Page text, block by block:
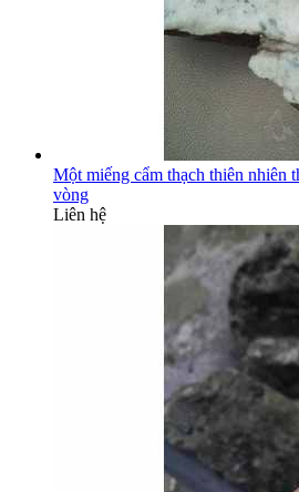
Một miếng cẩm thạch thiên nhiên
vòng
Liên hệ